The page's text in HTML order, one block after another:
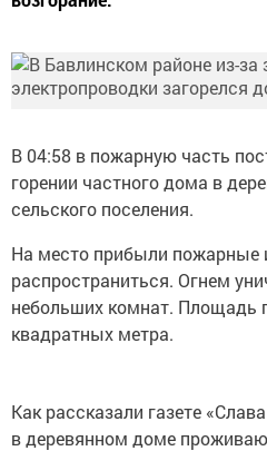
В 04:58 в пожарную часть
горении частного дома в
сельского поселения.
На место прибыли пожарные
распространиться. Огнем
небольших комнат. Площадь
квадратных метра.
Как рассказали газете
в деревянном доме